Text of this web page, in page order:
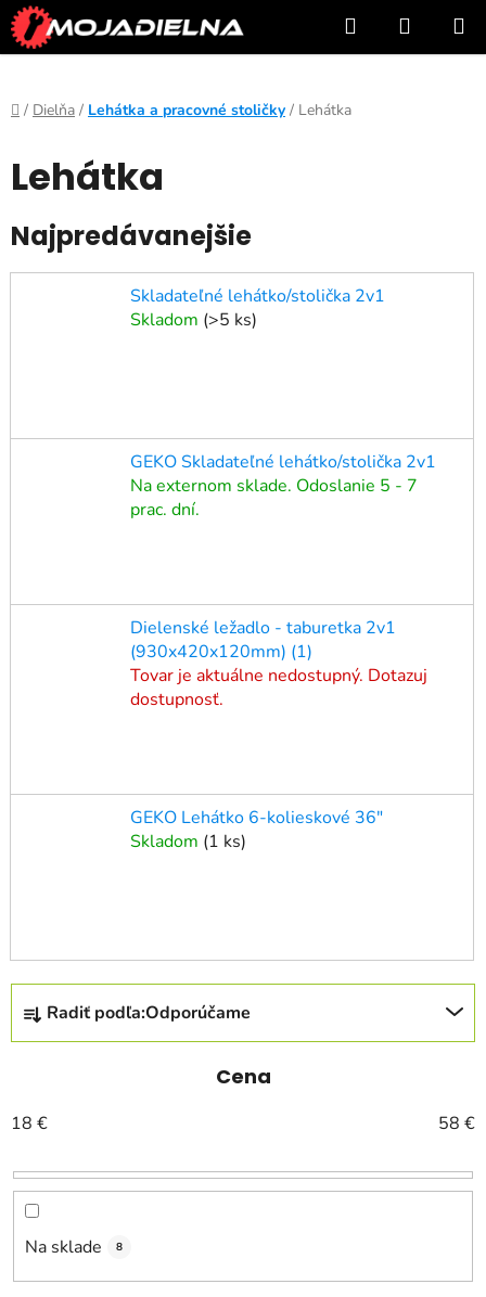
Prejsť
na
obsah
Hľadať
KOŠÍK
Domov
/ Dielňa / Lehátka a pracovné stoličky / Lehátka
Lehátka
Najpredávanejšie
Skladateľné lehátko/stolička 2v1
Skladom (>5 ks)
GEKO Skladateľné lehátko/stolička 2v1
Na externom sklade. Odoslanie 5 - 7
prac. dní.
Dielenské ležadlo - taburetka 2v1
(930x420x120mm) (1)
Tovar je aktuálne nedostupný. Dotazuj
dostupnosť.
GEKO Lehátko 6-kolieskové 36"
Skladom (1 ks)
R
a
d
n
i
e
p
o
d
Radiť podľa:Odporúčame
Cena
18 € 58 €
Na sklade 8